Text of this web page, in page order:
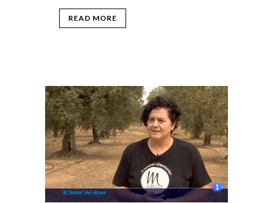
READ MORE